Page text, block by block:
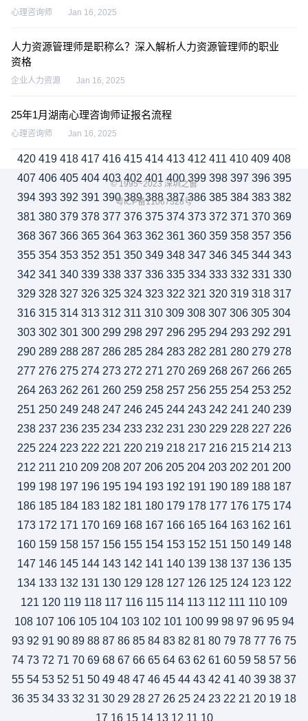
心理咨询师 Jan 16, 2025
人力资源管理师是职称么？深入解析人力资源管理师的职业
资格
企业人力资源 Jan 16, 2025
25年1月湖南心理咨询师证报名流程
心理咨询师 Jan 16, 2025
420 419 418 417 416 415 414 413 412 411 410 409 408
407 406 405 404 403 402 401 400 399 398 397 396 395
394 393 392 391 390 389 388 387 386 385 384 383 382
381 380 379 378 377 376 375 374 373 372 371 370 369
368 367 366 365 364 363 362 361 360 359 358 357 356
355 354 353 352 351 350 349 348 347 346 345 344 343
342 341 340 339 338 337 336 335 334 333 332 331 330
329 328 327 326 325 324 323 322 321 320 319 318 317
316 315 314 313 312 311 310 309 308 307 306 305 304
303 302 301 300 299 298 297 296 295 294 293 292 291
290 289 288 287 286 285 284 283 282 281 280 279 278
277 276 275 274 273 272 271 270 269 268 267 266 265
264 263 262 261 260 259 258 257 256 255 254 253 252
251 250 249 248 247 246 245 244 243 242 241 240 239
238 237 236 235 234 233 232 231 230 229 228 227 226
225 224 223 222 221 220 219 218 217 216 215 214 213
212 211 210 209 208 207 206 205 204 203 202 201 200
199 198 197 196 195 194 193 192 191 190 189 188 187
186 185 184 183 182 181 180 179 178 177 176 175 174
173 172 171 170 169 168 167 166 165 164 163 162 161
160 159 158 157 156 155 154 153 152 151 150 149 148
147 146 145 144 143 142 141 140 139 138 137 136 135
134 133 132 131 130 129 128 127 126 125 124 123 122
121 120 119 118 117 116 115 114 113 112 111 110 109
108 107 106 105 104 103 102 101 100 99 98 97 96 95 94
93 92 91 90 89 88 87 86 85 84 83 82 81 80 79 78 77 76 75
74 73 72 71 70 69 68 67 66 65 64 63 62 61 60 59 58 57 56
55 54 53 52 51 50 49 48 47 46 45 44 43 42 41 40 39 38 37
36 35 34 33 32 31 30 29 28 27 26 25 24 23 22 21 20 19 18
17 16 15 14 13 12 11 10
© 1995~2023 深圳之窗
粤ICP备11067328号